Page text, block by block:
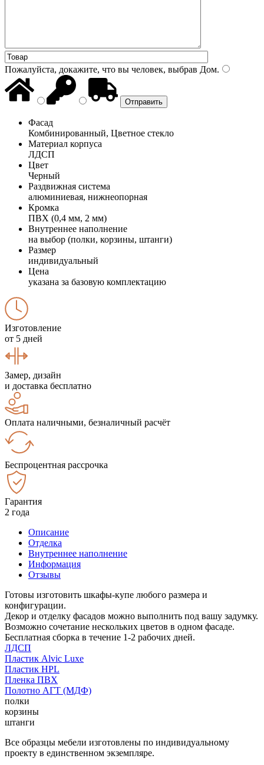
Пожалуйста, докажите, что вы человек, выбрав Дом.
Фасад
Комбинированный, Цветное стекло
Материал корпуса
ЛДСП
Цвет
Черный
Раздвижная система
алюминиевая, нижнеопорная
Кромка
ПВХ (0,4 мм, 2 мм)
Внутреннее наполнение
на выбор (полки, корзины, штанги)
Размер
индивидуальный
Цена
указана за базовую комплектацию
Изготовление
от 5 дней
Замер, дизайн
и доставка бесплатно
Оплата наличными, безналичный расчёт
Беспроцентная рассрочка
Гарантия
2 года
Описание
Отделка
Внутреннее наполнение
Информация
Отзывы
Готовы изготовить шкафы-купе любого размера и
конфигурации.
Декор и отделку фасадов можно выполнить под вашу задумку.
Возможно сочетание нескольких цветов в одном фасаде.
Бесплатная сборка в течение 1-2 рабочих дней.
ЛДСП
Пластик Alvic Luxe
Пластик HPL
Пленка ПВХ
Полотно АГТ (МДФ)
полки
корзины
штанги
Все образцы мебели изготовлены по индивидуальному
проекту в единственном экземпляре.